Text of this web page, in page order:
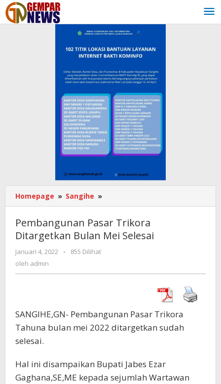
Lewati
ke
konten
Homepage » Sangihe »
Pasar
Ditargetkan
Bulan
Pembangunan Pasar Trikora
Ditargetkan Bulan Mei Selesai
Januari 4, 2022
oleh
-
855 Dilihat
oleh admin
SANGIHE,GN- Pembangunan Pasar Trikora
Tahuna bulan mei 2022 ditargetkan sudah
selesai.
Hal ini disampaikan Bupati Jabes Ezar
Gaghana,SE,ME kepada sejumlah Wartawan